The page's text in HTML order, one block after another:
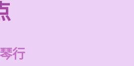
行